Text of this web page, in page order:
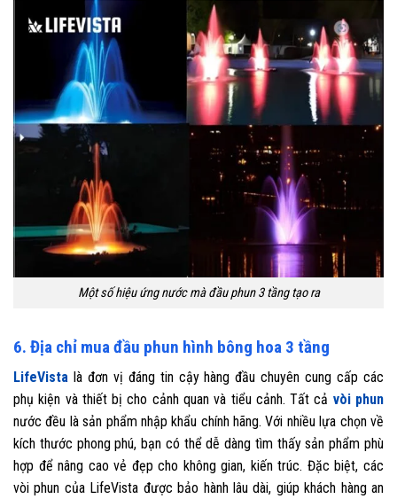
Một số hiệu ứng nước mà đầu phun 3 tầng tạo ra
6. Địa chỉ mua đầu phun hình bông hoa 3 tầng
LifeVista là đơn vị đáng tin cậy hàng đầu chuyên cung cấp các
phụ kiện và thiết bị cho cảnh quan và tiểu cảnh. Tất cả vòi phun
nước đều là sản phẩm nhập khẩu chính hãng. Với nhiều lựa chọn về
kích thước phong phú, bạn có thể dễ dàng tìm thấy sản phẩm phù
hợp để nâng cao vẻ đẹp cho không gian, kiến trúc. Đặc biệt, các
vòi phun của LifeVista được bảo hành lâu dài, giúp khách hàng an